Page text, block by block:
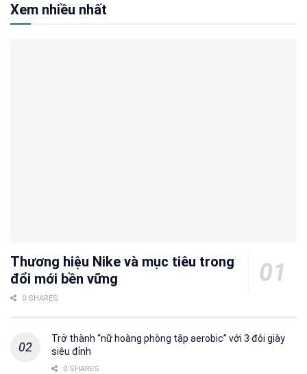
Xem nhiều nhất
Thương hiệu Nike và mục tiêu trong
đổi mới bền vững
0 SHARES
Trở thành “nữ hoàng phòng tập aerobic” với 3 đôi giày
siêu đỉnh
0 SHARES